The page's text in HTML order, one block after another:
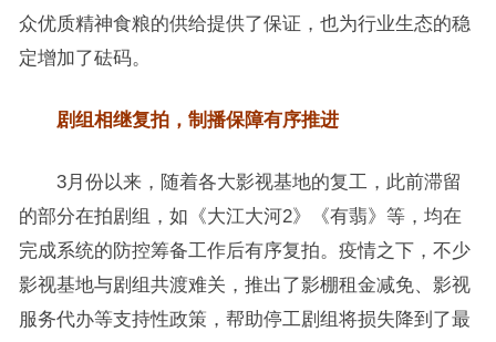
众优质精神食粮的供给提供了保证，也为行业生态的稳
定增加了砝码。
剧组相继复拍，制播保障有序推进
3月份以来，随着各大影视基地的复工，此前滞留
的部分在拍剧组，如《大江大河2》《有翡》等，均在
完成系统的防控筹备工作后有序复拍。疫情之下，不少
影视基地与剧组共渡难关，推出了影棚租金减免、影视
服务代办等支持性政策，帮助停工剧组将损失降到了最